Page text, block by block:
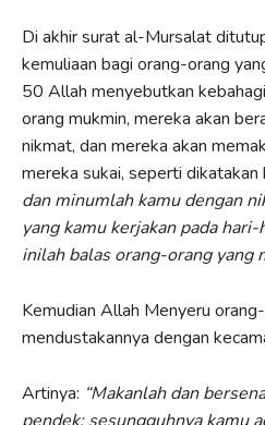
Di akhir surat al-Mursalat
kemuliaan bagi orang-orang
50 Allah menyebutkan
orang mukmin, mereka akan
nikmat, dan mereka akan
mereka sukai, seperti dikatakan
dan minumlah kamu dengan
yang kamu kerjakan pada
inilah balas orang-orang yang
Kemudian Allah Menyeru
mendustakannya dengan
Artinya: “Makanlah dan
pendek; sesungguhnya kamu